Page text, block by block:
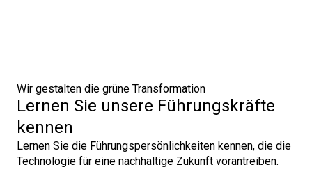
Wir gestalten die grüne Transformation
Lernen Sie unsere Führungskräfte
kennen
Lernen Sie die Führungspersönlichkeiten kennen, die die
Technologie für eine nachhaltige Zukunft vorantreiben.